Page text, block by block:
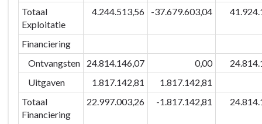
alle
kansen
geven
aan
inwoners
Totaal
Exploitatie
4.244.513,56 -37.679.603,04
Financiering
Ontvangsten
24.814.146,07 0,00
Uitgaven
1.817.142,81
1.817.142,81
Totaal
Financiering
22.997.003,26 -1.817.142,81